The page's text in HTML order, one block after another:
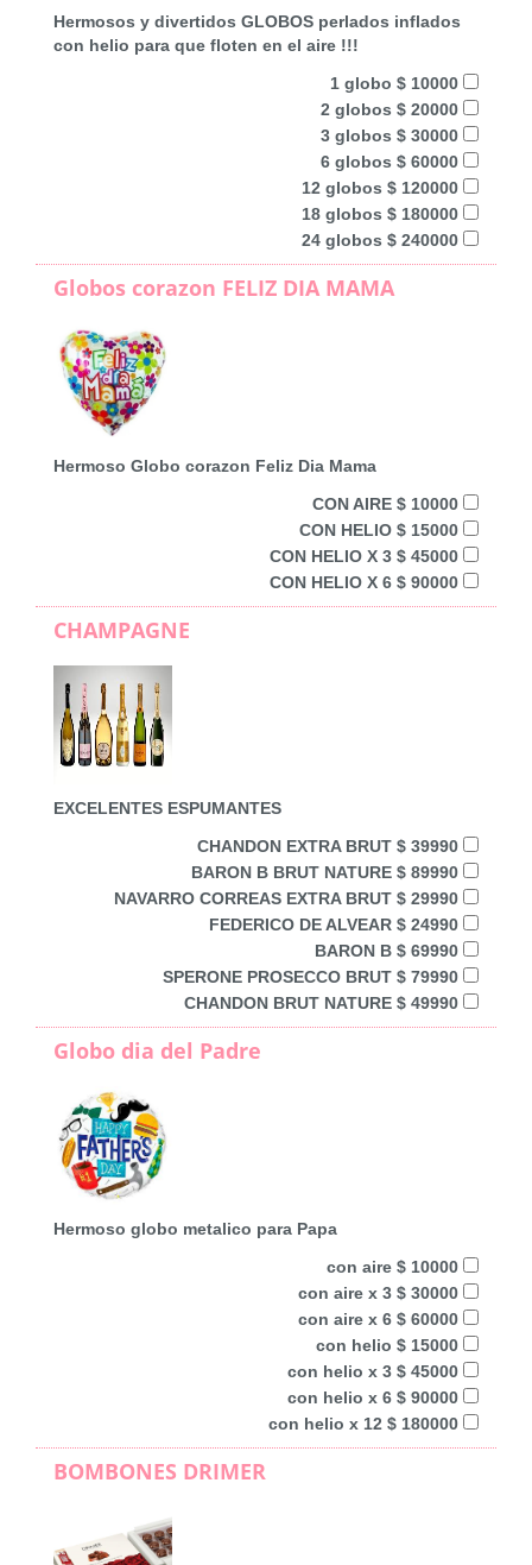
Hermosos y divertidos GLOBOS perlados inflados
con helio para que floten en el aire !!!
1 globo $ 10000
2 globos $ 20000
3 globos $ 30000
6 globos $ 60000
12 globos $ 120000
18 globos $ 180000
24 globos $ 240000
Globos corazon FELIZ DIA MAMA
Hermoso Globo corazon Feliz Dia Mama
CON AIRE $ 10000
CON HELIO $ 15000
CON HELIO X 3 $ 45000
CON HELIO X 6 $ 90000
CHAMPAGNE
EXCELENTES ESPUMANTES
CHANDON EXTRA BRUT $ 39990
BARON B BRUT NATURE $ 89990
NAVARRO CORREAS EXTRA BRUT $ 29990
FEDERICO DE ALVEAR $ 24990
BARON B $ 69990
SPERONE PROSECCO BRUT $ 79990
CHANDON BRUT NATURE $ 49990
Globo dia del Padre
Hermoso globo metalico para Papa
con aire $ 10000
con aire x 3 $ 30000
con aire x 6 $ 60000
con helio $ 15000
con helio x 3 $ 45000
con helio x 6 $ 90000
con helio x 12 $ 180000
BOMBONES DRIMER